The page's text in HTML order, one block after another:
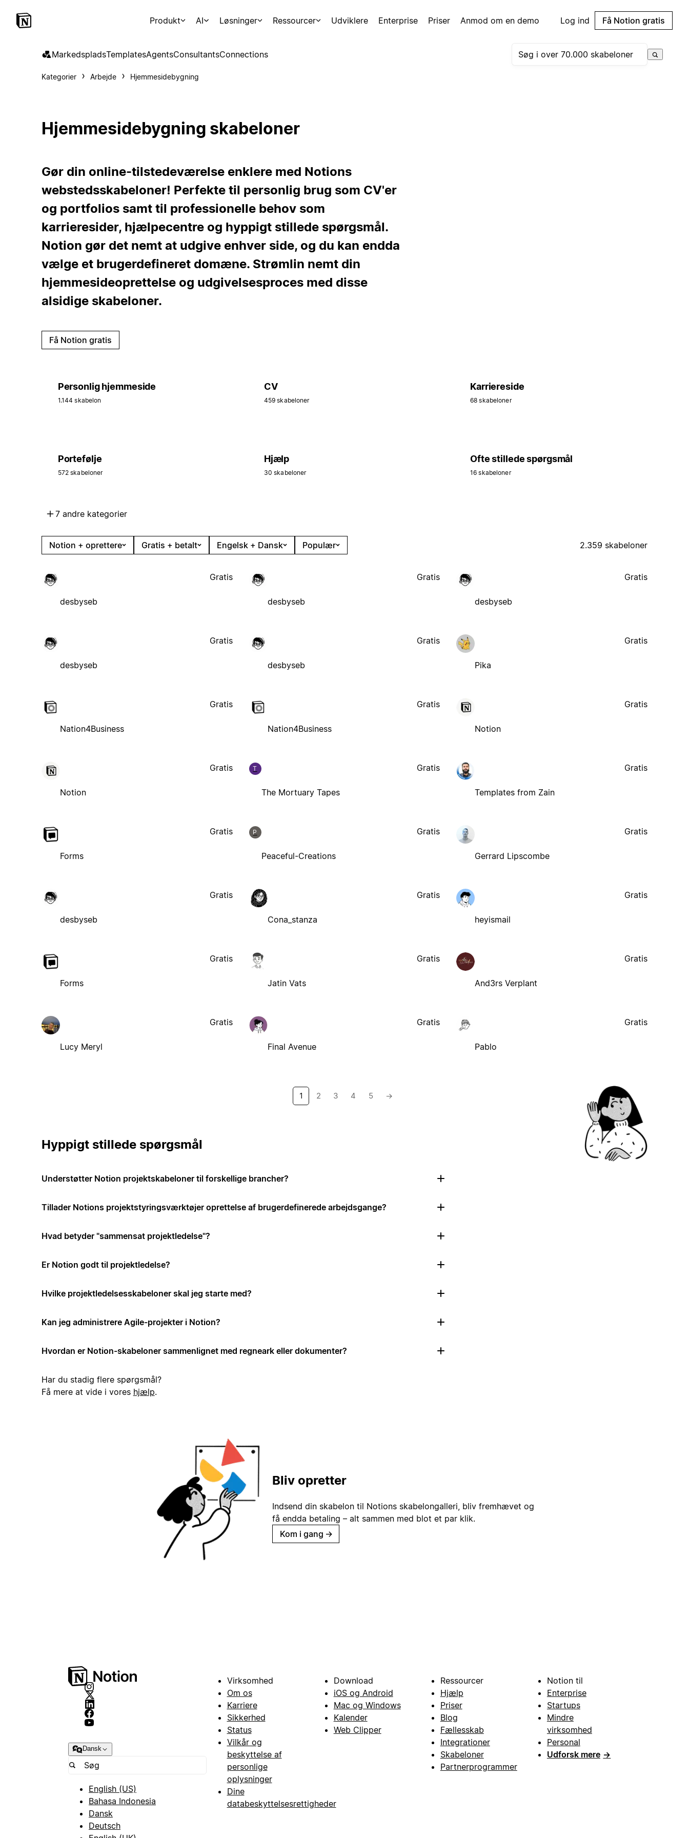
Produkt AI Løsninger Ressourcer Udviklere Enterprise Priser Anmod om en demo Log ind Få Notion gratis
MarkedspladsTemplatesAgentsConsultantsConnections
Kategorier Arbejde Hjemmesidebygning
Hjemmesidebygning skabeloner
Gør din online-tilstedeværelse enklere med Notions
webstedsskabeloner! Perfekte til personlig brug som CV'er
og portfolios samt til professionelle behov som
karrieresider, hjælpecentre og hyppigt stillede spørgsmål.
Notion gør det nemt at udgive enhver side, og du kan endda
vælge et brugerdefineret domæne. Strømlin nemt din
hjemmesideoprettelse og udgivelsesproces med disse
alsidige skabeloner.
Få Notion gratis
Personlig hjemmeside
1.144 skabelon
CV
459 skabeloner
Karriereside
68 skabeloner
Portefølje
572 skabeloner
Hjælp
30 skabeloner
Ofte stillede spørgsmål
16 skabeloner
7 andre kategorier
Notion + oprettere Gratis + betalt Engelsk + Dansk Populær 2.359 skabeloner
desbyseb
Gratis
desbyseb
Gratis
desbyseb
Gratis
desbyseb
Gratis
desbyseb
Gratis
Pika
Gratis
Nation4Business
Gratis
Nation4Business
Gratis
Notion
Gratis
Notion
Gratis T
The Mortuary Tapes
Gratis
Templates from Zain
Gratis
Forms
Gratis P
Peaceful-Creations
Gratis
Gerrard Lipscombe
Gratis
desbyseb
Gratis
Cona_stanza
Gratis
heyismail
Gratis
Forms
Gratis
Jatin Vats
Gratis
And3rs Verplant
Gratis
Lucy Meryl
Gratis
Final Avenue
Gratis
Pablo
Gratis
1 2 3 4 5 →
Hyppigt stillede spørgsmål
Understøtter Notion projektskabeloner til forskellige brancher?
Tillader Notions projektstyringsværktøjer oprettelse af brugerdefinerede arbejdsgange?
Hvad betyder "sammensat projektledelse"?
Er Notion godt til projektledelse?
Hvilke projektledelsesskabeloner skal jeg starte med?
Kan jeg administrere Agile-projekter i Notion?
Hvordan er Notion-skabeloner sammenlignet med regneark eller dokumenter?
Har du stadig flere spørgsmål?
Få mere at vide i vores hjælp.
Bliv opretter
Indsend din skabelon til Notions skabelongalleri, bliv fremhævet og
få endda betaling – alt sammen med blot et par klik.
Kom i gang →
Dansk
English (US)
Bahasa Indonesia
Dansk
Deutsch
Virksomhed
Om os
Karriere
Sikkerhed
Status
Vilkår og
beskyttelse af
personlige
oplysninger
Dine
databeskyttelsesrettigheder
Download
iOS og Android
Mac og Windows
Kalender
Web Clipper
Ressourcer
Hjælp
Priser
Blog
Fællesskab
Integrationer
Skabeloner
Partnerprogrammer
Notion til
Enterprise
Startups
Mindre
virksomhed
Personal
Udforsk mere →